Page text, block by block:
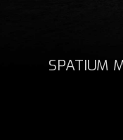
SPATIUM